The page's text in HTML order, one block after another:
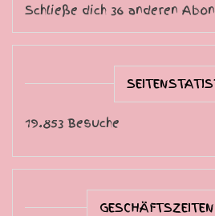
Schließe dich 36 anderen
19.853 Besuche